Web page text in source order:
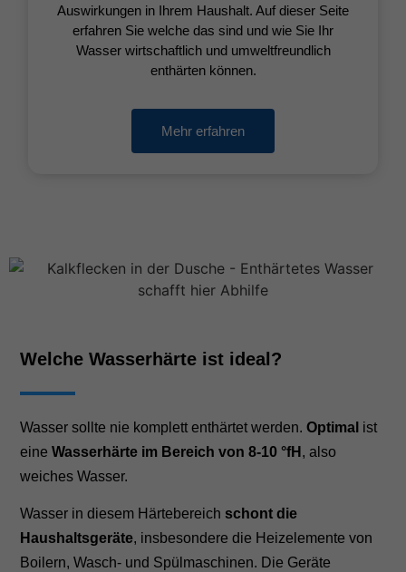
Auswirkungen in Ihrem Haushalt. Auf dieser Seite
erfahren Sie welche das sind und wie Sie Ihr
Wasser wirtschaftlich und umweltfreundlich
enthärten können.
Mehr erfahren
Welche Wasserhärte ist ideal?
Wasser sollte nie komplett enthärtet werden.Optimal ist
eineWasserhärte im Bereich von 8-10 °fH , also
weiches Wasser.
Wasser in diesem Härtebereich schont die
Haushaltsgeräte, insbesondere die Heizelemente von
Boilern, Wasch- und Spülmaschinen. Die Geräte